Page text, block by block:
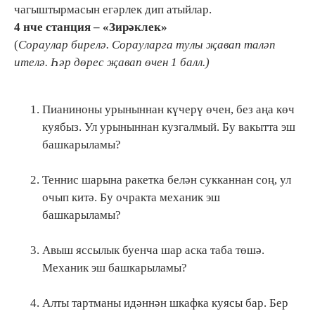
чагыштырмасын егәрлек дип атыйлар.
4 нче станция – «Зирәклек»
(Сораулар бирелә. Сорауларга тулы җавап таләп
ителә. Һәр дөрес җавап өчен 1 балл.)
Пианиноны урыныннан күчерү өчен, без аңа көч
куябыз. Ул урыныннан кузгалмый. Бу вакытта эш
башкарыламы?
Теннис шарына ракетка белән сукканнан соң, ул
очып китә. Бу очракта механик эш
башкарыламы?
Авыш яссылык буенча шар аска таба төшә.
Механик эш башкарыламы?
Алты тартманы идәннән шкафка куясы бар. Бер